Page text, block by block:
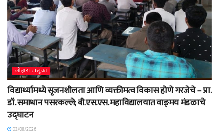
लोहारा तालुका
विद्यार्थ्यामध्ये सृजनशीलता आणि व्यक्तीमत्व विकास होणे गरजेचे – प्रा.
डॉ. समाधान पसरकल्ले; बी.एस.एस. महाविद्यालयात वाङ्‌मय मंडळाचे
उद्घाटन
03/08/2026